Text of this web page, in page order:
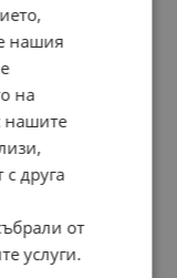
нашия
на
нашите
друга
от
услуги.